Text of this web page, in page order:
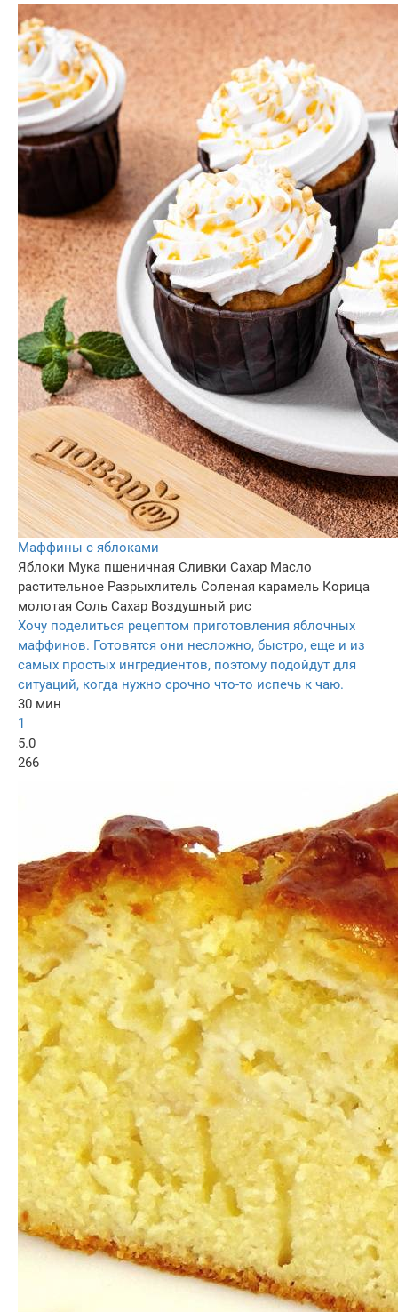
Маффины с яблоками
Яблоки Мука пшеничная Сливки Сахар Масло
растительное Разрыхлитель Соленая карамель Корица
молотая Соль Сахар Воздушный рис
Хочу поделиться рецептом приготовления яблочных
маффинов. Готовятся они несложно, быстро, еще и из
самых простых ингредиентов, поэтому подойдут для
ситуаций, когда нужно срочно что-то испечь к чаю.
30 мин
1
5.0
266